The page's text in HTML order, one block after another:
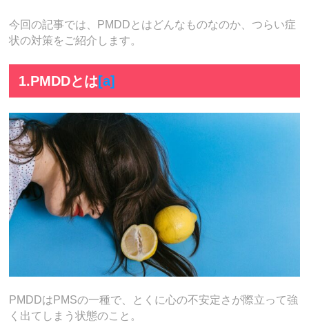
今回の記事では、PMDDとはどんなものなのか、つらい症
状の対策をご紹介します。
1.PMDDとは[a]
PMDDはPMSの一種で、とくに心の不安定さが際立って強
く出てしまう状態のこと。